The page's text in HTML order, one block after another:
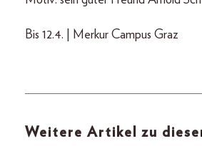
Bis 12.4. | Merkur Campus Graz
Weitere Artikel zu